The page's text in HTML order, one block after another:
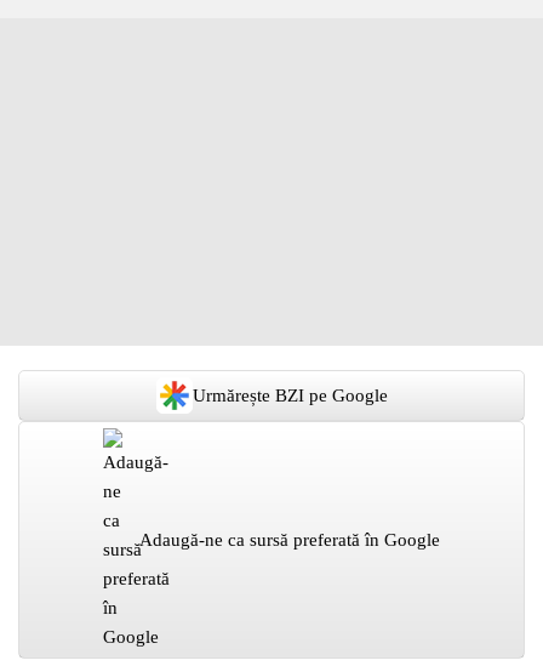
Urmărește BZI pe Google
Adaugă-ne ca sursă preferată în Google